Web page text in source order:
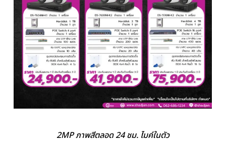
2MP ภาพสีตลอด 24 ชม. ไมค์ในตัว